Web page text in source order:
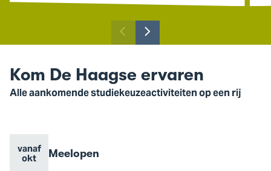
Toon
vorige
Toon
volgende
Kom De Haagse ervaren
Alle aankomende studiekeuzeactiviteiten op een rij
Evenement
vanaf
okt
Evenement
Meelopen
Go